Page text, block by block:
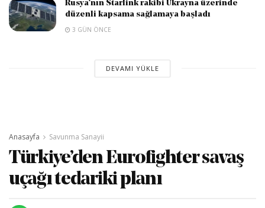
Rusya’nın Starlink rakibi Ukrayna üzerinde
düzenli kapsama sağlamaya başladı
3 GÜN ÖNCE
DEVAMI YÜKLE
Anasayfa Savunma Sanayii
Türkiye’den Eurofighter savaş
uçağı tedariki planı